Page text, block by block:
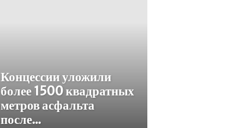
Концессии уложили
более 1500 квадратных
метров асфальта
после...